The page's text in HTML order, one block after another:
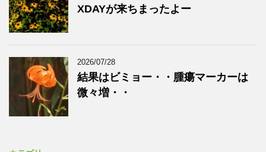
XDAYが来ちまったよー
2026/07/28
結果はビミョー・・腫瘍マーカーは
微々増・・